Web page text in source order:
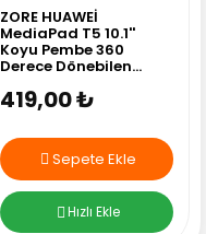
ZORE HUAWEİ
MediaPad T5 10.1''
Koyu Pembe 360
Derece Dönebilen
419,00 ₺
Sepete Ekle
Hızlı Ekle